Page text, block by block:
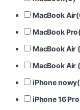
MacBook Air(
MacBook Pro
MacBook Air
MacBook Air
iPhone nowy(
iPhone 16